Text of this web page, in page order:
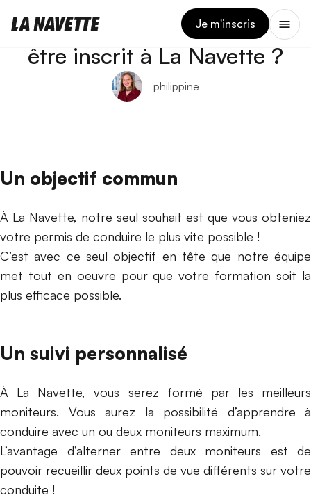
Je m'inscris
Qu’est-ce que vous gagnez à
être inscrit à La Navette ?
philippine
Un objectif commun
À La Navette, notre seul souhait est que vous obteniez
votre permis de conduire le plus vite possible !
C’est avec ce seul objectif en tête que notre équipe
met tout en oeuvre pour que votre formation soit la
plus efficace possible.
Un suivi personnalisé
À La Navette,
vous serez formé par les meilleurs
moniteurs. Vous aurez la possibilité d’apprendre à
conduire avec un ou deux moniteurs maximum.
L’avantage d’alterner entre deux moniteurs est de
pouvoir recueillir deux points de vue différents sur votre
conduite !